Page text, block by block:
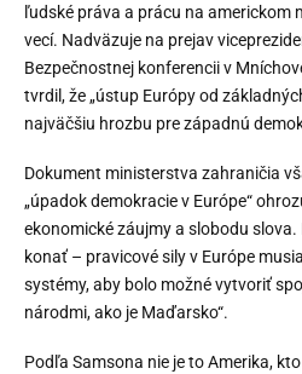
ľudské práva a prácu na americkom
vecí. Nadväzuje na prejav
Bezpečnostnej konferencii v
tvrdil, že „ústup Európy od
najväčšiu hrozbu pre západnú
Dokument ministerstva zahraničia
„úpadok demokracie v Európe“
ekonomické záujmy a slobodu
konať – pravicové sily v Európe
systémy, aby bolo možné vytvoriť
národmi, ako je Maďarsko“.
Podľa Samsona nie je to Amerika,